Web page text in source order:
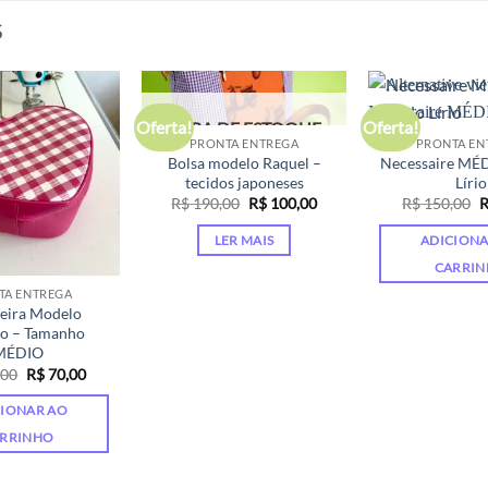
ENTREGA
Modelo
– Tamanho
O
preço
original
era:
R$ 110,00.
R$70,00O
AO
Oferta!FORA DE ESTOQUE
PRONTA ENTREGA
Bolsa modelo Raquel –
tecidos japoneses
R$190,00 O
preço
original
era:
R$100,00O
LER MAIS
Oferta!
PRONTA
Necessaire
Lírio
R$150,00 O